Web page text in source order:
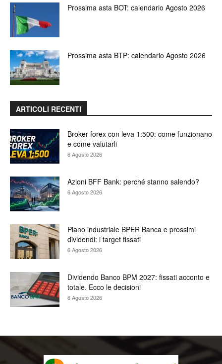
Prossima asta BOT: calendario Agosto 2026
Prossima asta BTP: calendario Agosto 2026
ARTICOLI RECENTI
Broker forex con leva 1:500: come funzionano
e come valutarli
6 Agosto 2026
Azioni BFF Bank: perché stanno salendo?
6 Agosto 2026
Piano industriale BPER Banca e prossimi
dividendi: i target fissati
6 Agosto 2026
Dividendo Banco BPM 2027: fissati acconto e
totale. Ecco le decisioni
6 Agosto 2026